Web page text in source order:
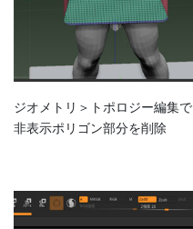
ジオメトリ＞トポロジー編集で
非表示ポリゴン部分を削除